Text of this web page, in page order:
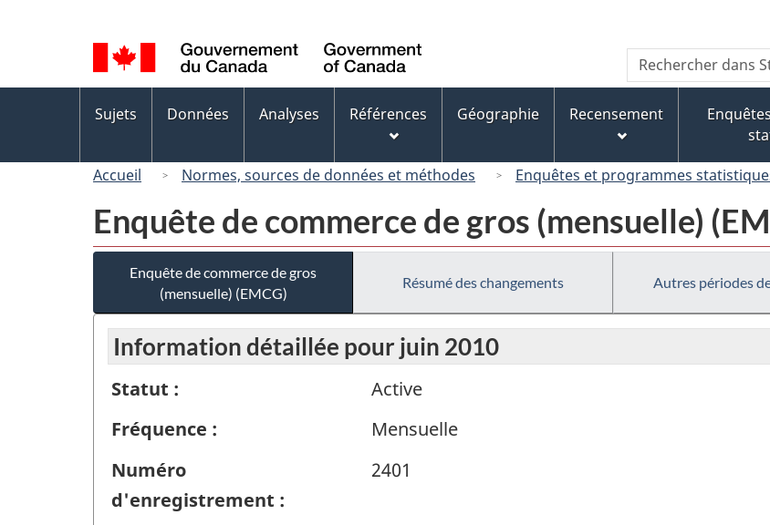
au
contenu
principal
« À
propos
de
ce
version
HTML
simplifiée
de
la
langue
Canada
Recherche
Rechercher
dans
Canada
des
Sujets Données Analyses Références Géographie Recensement
Accueil Normes, sources de données et méthodes Enquêtes et programmes
Enquête de commerce de gros (mensuelle)
Enquête de commerce de gros
(mensuelle) (EMCG)
Résumé des changements Autres périodes
Information détaillée pour juin 2010
Statut :
Active
Fréquence :
Mensuelle
Numéro
d'enregistrement :
2401